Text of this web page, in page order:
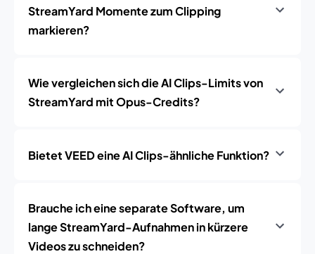
StreamYard Momente zum Clipping
markieren?
Wie vergleichen sich die AI Clips-Limits von
StreamYard mit Opus-Credits?
Bietet VEED eine AI Clips-ähnliche Funktion?
Brauche ich eine separate Software, um
lange StreamYard-Aufnahmen in kürzere
Videos zu schneiden?